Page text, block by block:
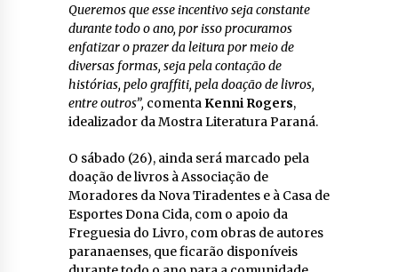
Queremos que esse incentivo seja constante
durante todo o ano, por isso procuramos
enfatizar o prazer da leitura por meio de
diversas formas, seja pela contação de
histórias, pelo graffiti, pela doação de livros,
entre outros”, comentaKenni Rogers,
idealizador da Mostra Literatura Paraná.
O sábado (26), ainda será marcado pela
doação de livros à Associação de
Moradores da Nova Tiradentes e à Casa de
Esportes Dona Cida, com o apoio da
Freguesia do Livro, com obras de autores
paranaenses, que ficarão disponíveis